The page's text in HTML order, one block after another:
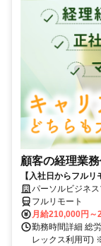
顧客の経理業
【入社日からフル
パーソルビジネ
フルリモート
月給210,000円～
勤務時間詳細 総
レックス利用可)